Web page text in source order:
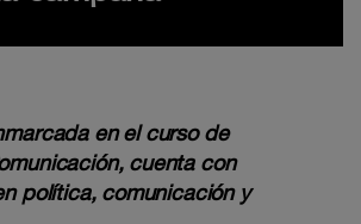
en el curso de
cuenta con
política, comunicación y